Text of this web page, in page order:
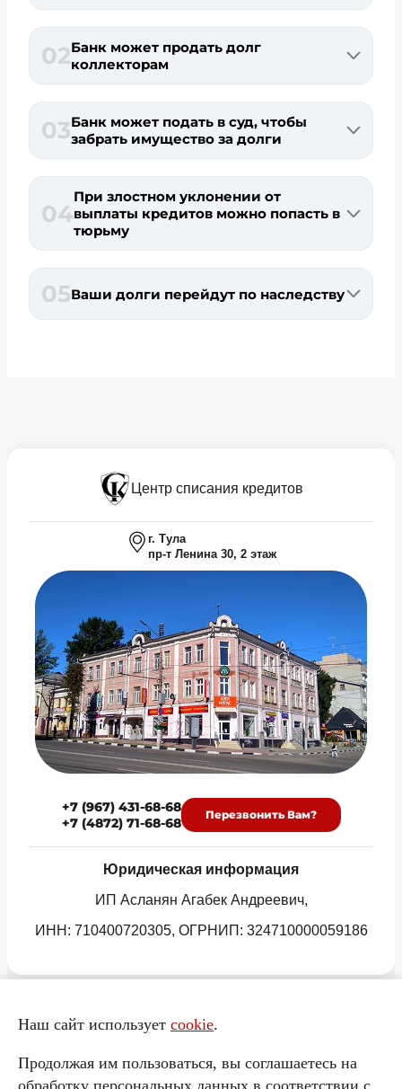
02Банк может продать долг
коллекторам
03Банк может подать в суд, чтобы
забрать имущество за долги
04
При злостном уклонении от
выплаты кредитов можно попасть в
тюрьму
05Ваши долги перейдут по наследству
Центр списания кредитов
г. Тула
пр-т Ленина 30, 2 этаж
+7 (967) 431-68-68
+7 (4872) 71-68-68
Перезвонить Вам?
Юридическая информация
ИП Асланян Агабек Андреевич,
ИНН: 710400720305, ОГРНИП: 324710000059186
2025 © Центр списания кредитов
Наш сайт использует cookie.
Продолжая им пользоваться, вы соглашаетесь на
обработку персональных данных в соответствии с